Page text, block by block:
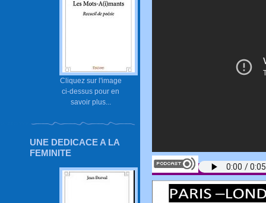
Cliquez sur l'image
ci-dessus pour en
savoir plus...
UNE DEDICACE A LA
FEMINITE